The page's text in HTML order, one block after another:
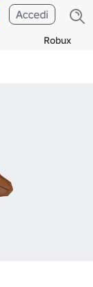
Robux
Accedi